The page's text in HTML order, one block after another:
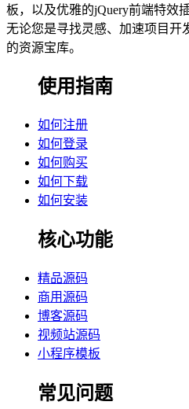
板，以及优雅的jQuery前端特效
无论您是寻找灵感、加速项目开
的资源宝库。
使用指南
如何注册
如何登录
如何购买
如何下载
如何安装
核心功能
精品源码
商用源码
博客源码
视频站源码
小程序模板
常见问题